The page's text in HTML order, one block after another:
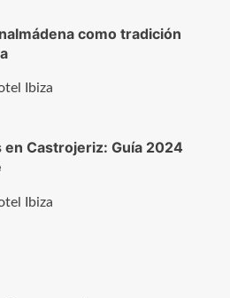
como tradición
Castrojeriz: Guía 2024